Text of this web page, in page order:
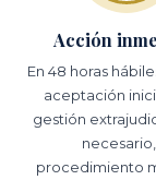
Acción
En 48 horas
aceptación
gestión
procedimiento